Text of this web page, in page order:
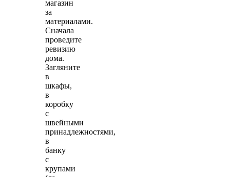
магазин
за
материалами.
Сначала
проведите
ревизию
дома.
Загляните
в
шкафы,
в
коробку
с
швейными
принадлежностями,
в
банку
с
крупами